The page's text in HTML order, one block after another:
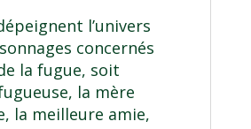
l’univers
concernés
la fugue, soit
la mère
la meilleure amie,